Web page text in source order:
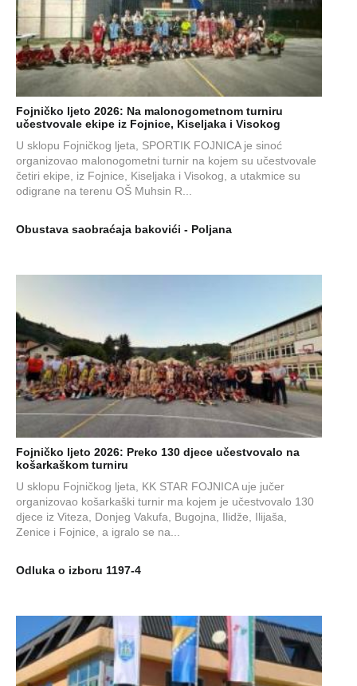
Fojničko ljeto 2026: Na malonogometnom turniru
učestvovale ekipe iz Fojnice, Kiseljaka i Visokog
U sklopu Fojničkog ljeta, SPORTIK FOJNICA je sinoć
organizovao malonogometni turnir na kojem su učestvovale
četiri ekipe, iz Fojnice, Kiseljaka i Visokog, a utakmice su
odigrane na terenu OŠ Muhsin R...
Obustava saobraćaja bakovići - Poljana
Fojničko ljeto 2026: Preko 130 djece učestvovalo na
košarkaškom turniru
U sklopu Fojničkog ljeta, KK STAR FOJNICA uje jučer
organizovao košarkaški turnir ma kojem je učestvovalo 130
djece iz Viteza, Donjeg Vakufa, Bugojna, Ilidže, Ilijaša,
Zenice i Fojnice, a igralo se na...
Odluka o izboru 1197-4